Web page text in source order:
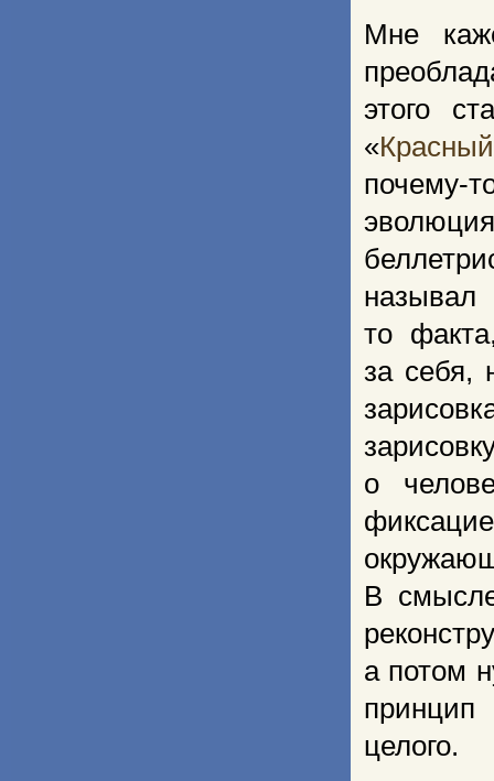
Мне
этого
«
почему-
называл
то
за себя,
о
В
а потом
принцип
целого.